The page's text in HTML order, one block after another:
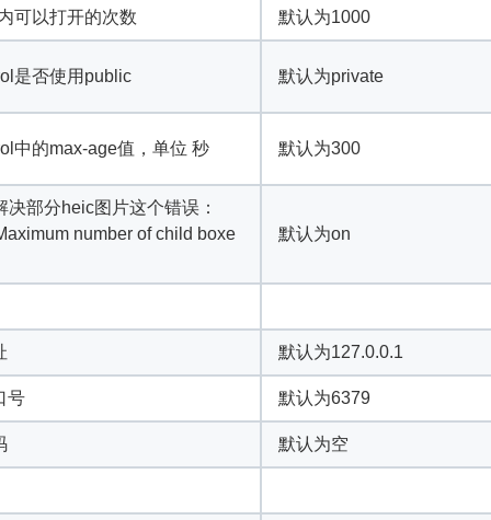
可以打开的次数 默认为1000
是否使用public 默认为private
中的max-age值，单位 秒 默认为300
部分heic图片这个错误：
number of child boxe
默认为on
默认为127.0.0.1
号 默认为6379
默认为空